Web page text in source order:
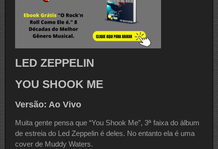
LED ZEPPELIN
YOU SHOOK ME
Versão: Ao Vivo
Muita gente pensa que “You Shook Me”, 3ª faixa do álbum
de estreia do Led Zeppelin é deles. No entanto ela é uma
cover de Muddy Waters.